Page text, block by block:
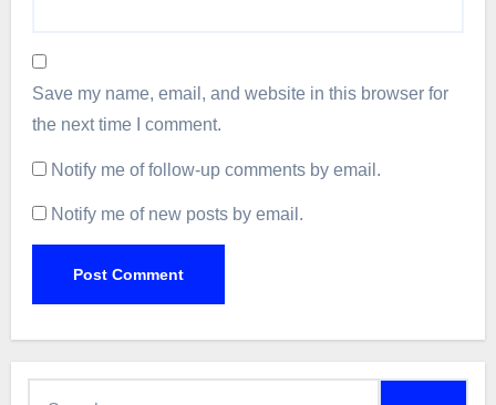
Save my name, email, and website in this browser for
the next time I comment.
Notify me of follow-up comments by email.
Notify me of new posts by email.